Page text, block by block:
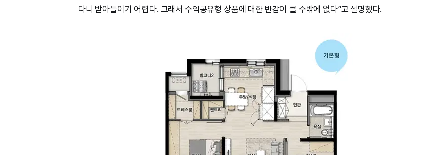
다니 받아들이기 어렵다. 그래서 수익공유형 상품에 대한 반감이 클 수밖에 없다”고 설명했다.